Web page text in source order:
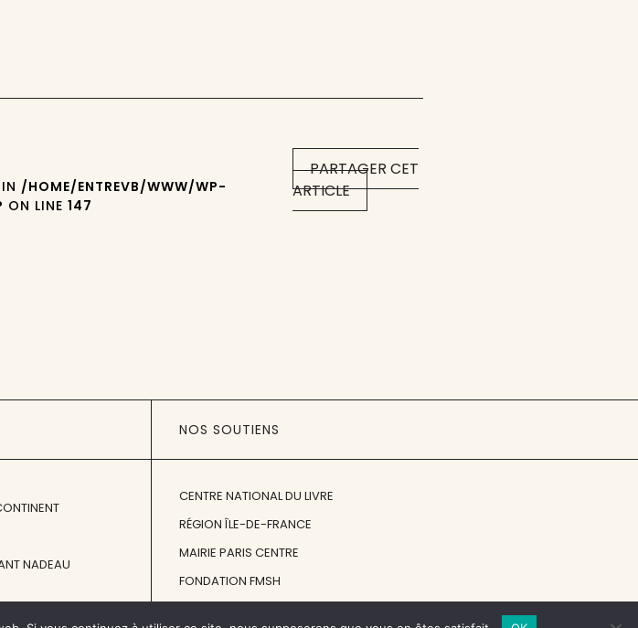
PARTAGER CET
ARTICLE
/HOME/ENTREVB/WWW/WP-
ON LINE147
NADEAU
NOS SOUTIENS
CENTRE NATIONAL DU LIVRE
RÉGION ÎLE-DE-FRANCE
MAIRIE PARIS CENTRE
FONDATION FMSH